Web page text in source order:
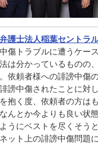
弁護士法人稲葉セントラ
傷トラブルに遭うケー
は分かっているものの
依頼者様への誹謗中傷
謗中傷されたことに対
抱く度、依頼者の方は
んとか今よりも良い状
うにベストを尽くそう
ット上の誹謗中傷問題